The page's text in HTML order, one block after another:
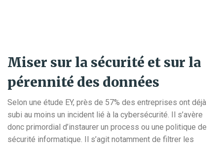
Miser sur la sécurité et sur la
pérennité des données
Selon une étude EY, près de 57% des entreprises ont déjà
subi au moins un incident lié à la cybersécurité. Il s’avère
donc primordial d’instaurer un process ou une politique de
sécurité informatique. Il s’agit notamment de filtrer les